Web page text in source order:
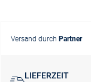
Versand durch Partner
LIEFERZEIT